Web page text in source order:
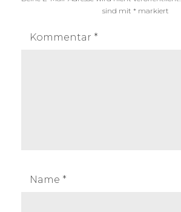
sind mit * markiert
Kommentar *
Name *